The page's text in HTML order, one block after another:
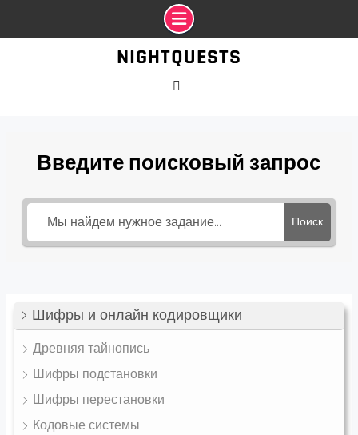
NIGHTQUESTS
Введите поисковый запрос
Поиск
Шифры и онлайн кодировщики
Древняя тайнопись
Шифры подстановки
Шифры перестановки
Кодовые системы